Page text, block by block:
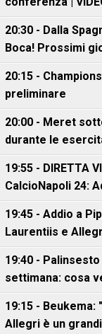
20:30 - Dalla
Boca! Prossimi
20:15 -
preliminare
20:00 - Meret
durante le
19:55 - DIRETTA
CalcioNapoli 24:
19:45 - Addio a
Laurentiis e
19:40 -
settimana: cosa
19:15 -
Allegri è un